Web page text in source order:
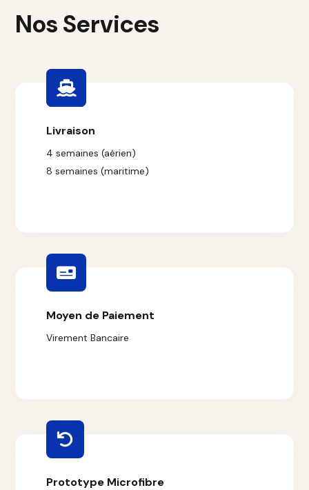
Nos Services
Livraison
4 semaines (aérien)
8 semaines (maritime)
Moyen de Paiement
Virement Bancaire
Prototype Microfibre